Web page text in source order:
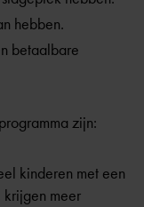
hebben.
betaalbare
zijn:
kinderen met een
krijgen meer